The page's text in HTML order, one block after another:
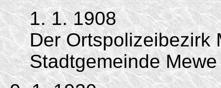
1. 1. 1908
Der Ortspolizeibezirk
Stadtgemeinde